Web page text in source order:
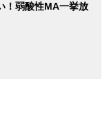
！弱酸性MA一挙放